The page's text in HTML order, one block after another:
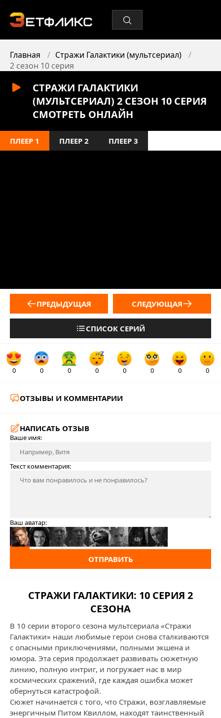
Главная
Стражи Галактики (мультсериал)
2 сезон 10 серия
СТРАЖИ ГАЛАКТИКИ
(МУЛЬТСЕРИАЛ) 2 СЕЗОН 10 СЕРИЯ
СМОТРЕТЬ ОНЛАЙН
ПЛЕЕР 1 ПЛЕЕР 2 ПЛЕЕР 3
ПРЕДЫДУЩАЯ
СПИСОК СЕРИЙ
СЛЕДУЮЩАЯ
0 0 0 0 0 0 0 0
ОТЗЫВЫ И КОММЕНТАРИИ
НАПИСАТЬ ОТЗЫВ
Ваше имя:
Текст комментария:
Ваш аватар:
ОТПРАВИТЬ
СТРАЖИ ГАЛАКТИКИ: 10 СЕРИЯ 2
СЕЗОНА
В 10 серии второго сезона мультсериала «Стражи
Галактики» наши любимые герои снова сталкиваются
с опасными приключениями, полными экшена и
юмора. Эта серия продолжает развивать сюжетную
линию, полную интриг, и погружает нас в мир
космических сражений, где каждая ошибка может
обернуться катастрофой.
Сюжет начинается с того, что Стражи, возглавляемые
энергичным Питом Квиллом, находят таинственный